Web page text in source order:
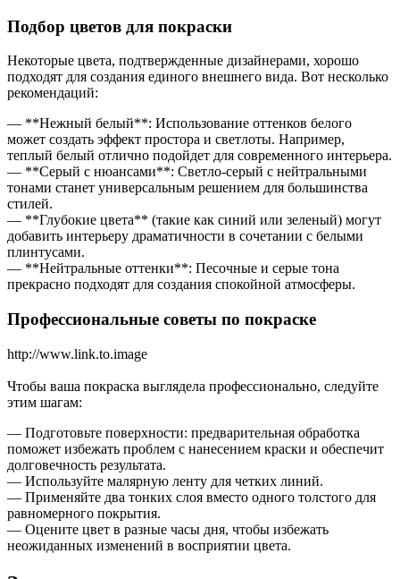
Подбор цветов для покраски
Некоторые цвета, подтвержденные дизайнерами, хорошо
подходят для создания единого внешнего вида. Вот несколько
рекомендаций:
— **Нежный белый**: Использование оттенков белого
может создать эффект простора и светлоты. Например,
теплый белый отлично подойдет для современного интерьера.
— **Серый с нюансами**: Светло-серый с нейтральными
тонами станет универсальным решением для большинства
стилей.
— **Глубокие цвета** (такие как синий или зеленый) могут
добавить интерьеру драматичности в сочетании с белыми
плинтусами.
— **Нейтральные оттенки**: Песочные и серые тона
прекрасно подходят для создания спокойной атмосферы.
Профессиональные советы по покраске
http://www.link.to.image
Чтобы ваша покраска выглядела профессионально, следуйте
этим шагам:
— Подготовьте поверхности: предварительная обработка
поможет избежать проблем с нанесением краски и обеспечит
долговечность результата.
— Используйте малярную ленту для четких линий.
— Применяйте два тонких слоя вместо одного толстого для
равномерного покрытия.
— Оцените цвет в разные часы дня, чтобы избежать
неожиданных изменений в восприятии цвета.